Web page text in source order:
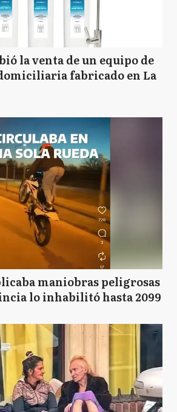
la venta de un equipo de
fabricado en La
maniobras peligrosas
lo inhabilitó hasta 2099